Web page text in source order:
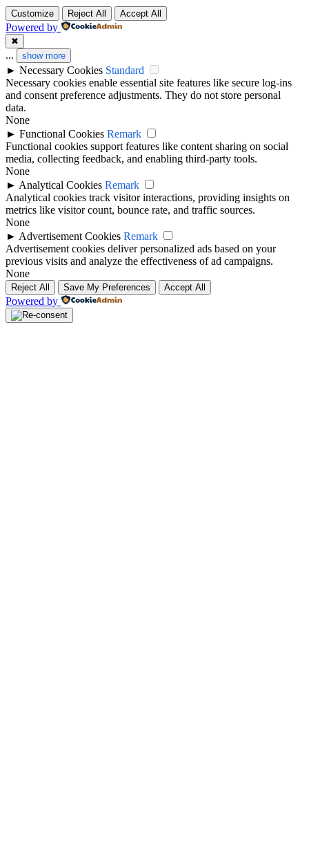
Customize Reject All Accept All
Powered by
✖
... show more
► Necessary Cookies Standard
Necessary cookies enable essential site features like secure log-ins
and consent preference adjustments. They do not store personal
data.
None
► Functional Cookies Remark
Functional cookies support features like content sharing on social
media, collecting feedback, and enabling third-party tools.
None
► Analytical Cookies Remark
Analytical cookies track visitor interactions, providing insights on
metrics like visitor count, bounce rate, and traffic sources.
None
► Advertisement Cookies Remark
Advertisement cookies deliver personalized ads based on your
previous visits and analyze the effectiveness of ad campaigns.
None
Reject All Save My Preferences Accept All
Powered by